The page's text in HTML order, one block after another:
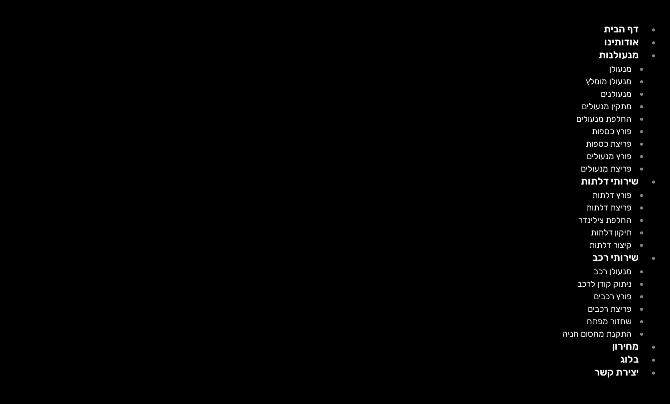
דף הבית
אודותינו
מנעולנות
מנעולן
מנעולן מומלץ
מנעולנים
מתקין מנעולים
החלפת מנעולים
פורץ כספות
פריצת כספות
פורץ מנעולים
פריצת מנעולים
שירותי דלתות
פורץ דלתות
פריצת דלתות
החלפת צילינדר
תיקון דלתות
קיצור דלתות
שירותי רכב
מנעולן רכב
ניתוק קודן לרכב
פורץ רכבים
פריצת רכבים
שחזור מפתח
התקנת מחסום חניה
מחירון
בלוג
יצירת קשר